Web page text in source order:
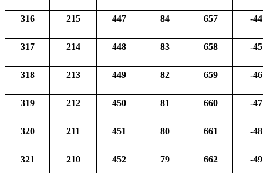
316 215 447 84 657 -44
317 214 448 83 658 -45
318 213 449 82 659 -46
319 212 450 81 660 -47
320 211 451 80 661 -48
321 210 452 79 662 -49